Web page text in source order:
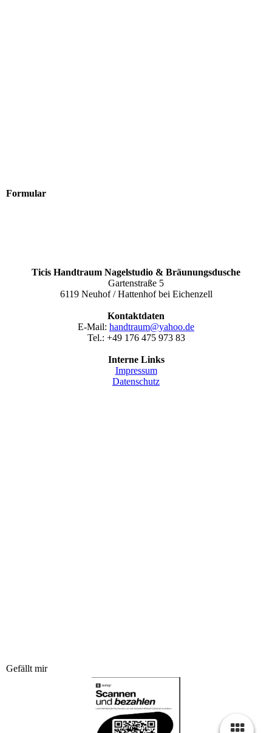
Formular
Ticis Handtraum Nagelstudio & Bräunungsdusche
Gartenstraße 5
6119 Neuhof / Hattenhof bei Eichenzell
Kontaktdaten
E-Mail: handtraum@yahoo.de
Tel.: +49 176 475 973 83
Interne Links
Impressum
Datenschutz
Gefällt mir